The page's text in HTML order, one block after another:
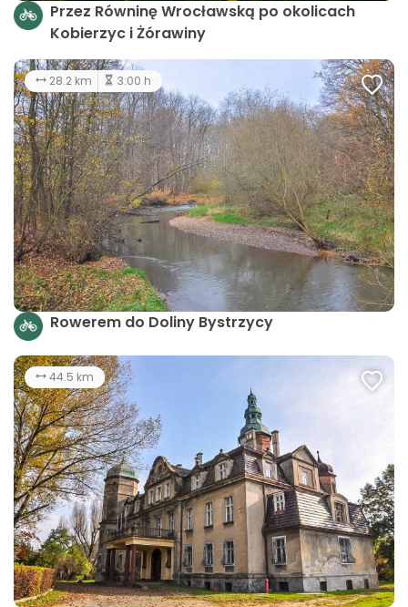
Przez Równinę Wrocławską po okolicach
Kobierzyc i Żórawiny
28.2 km 3:00 h
Rowerem do Doliny Bystrzycy
44.5 km